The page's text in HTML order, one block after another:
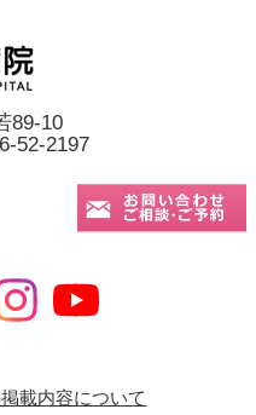
89-10
52-2197
載内容について